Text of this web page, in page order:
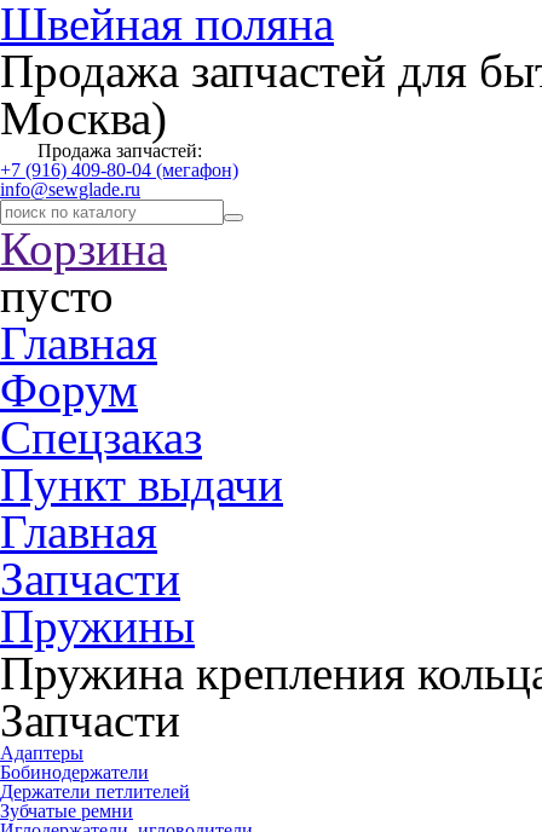
Швейная поляна
Продажа запчастей для
Москва)
Продажа запчастей:
+7 (916) 409-80-04 (мегафон)
info@sewglade.ru
Корзина
пусто
Главная
Форум
Спецзаказ
Пункт выдачи
Главная
Запчасти
Пружины
Пружина крепления
Запчасти
Адаптеры
Бобинодержатели
Держатели петлителей
Зубчатые ремни